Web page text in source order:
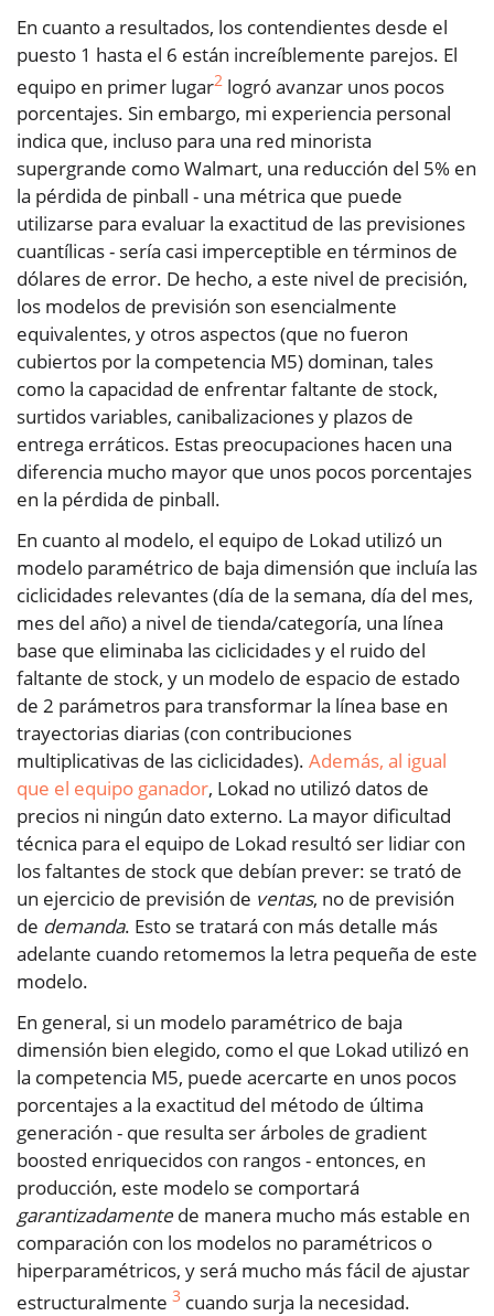
En cuanto a resultados, los contendientes desde el
puesto 1 hasta el 6 están increíblemente parejos. El
equipo en primer lugar2 logró avanzar unos pocos
porcentajes. Sin embargo, mi experiencia personal
indica que, incluso para una red minorista
supergrande como Walmart, una reducción del 5% en
la pérdida de pinball - una métrica que puede
utilizarse para evaluar la exactitud de las previsiones
cuantílicas - sería casi imperceptible en términos de
dólares de error. De hecho, a este nivel de precisión,
los modelos de previsión son esencialmente
equivalentes, y otros aspectos (que no fueron
cubiertos por la competencia M5) dominan, tales
como la capacidad de enfrentar faltante de stock,
surtidos variables, canibalizaciones y plazos de
entrega erráticos. Estas preocupaciones hacen una
diferencia mucho mayor que unos pocos porcentajes
en la pérdida de pinball.
En cuanto al modelo, el equipo de Lokad utilizó un
modelo paramétrico de baja dimensión que incluía las
ciclicidades relevantes (día de la semana, día del mes,
mes del año) a nivel de tienda/categoría, una línea
base que eliminaba las ciclicidades y el ruido del
faltante de stock, y un modelo de espacio de estado
de 2 parámetros para transformar la línea base en
trayectorias diarias (con contribuciones
multiplicativas de las ciclicidades). Además, al igual
que el equipo ganador, Lokad no utilizó datos de
precios ni ningún dato externo. La mayor dificultad
técnica para el equipo de Lokad resultó ser lidiar con
los faltantes de stock que debían prever: se trató de
un ejercicio de previsión de ventas, no de previsión
de demanda. Esto se tratará con más detalle más
adelante cuando retomemos la letra pequeña de este
modelo.
En general, si un modelo paramétrico de baja
dimensión bien elegido, como el que Lokad utilizó en
la competencia M5, puede acercarte en unos pocos
porcentajes a la exactitud del método de última
generación - que resulta ser árboles de gradient
boosted enriquecidos con rangos - entonces, en
producción, este modelo se comportará
garantizadamentede manera mucho más estable en
comparación con los modelos no paramétricos o
hiperparamétricos, y será mucho más fácil de ajustar
estructuralmente 3 cuando surja la necesidad.